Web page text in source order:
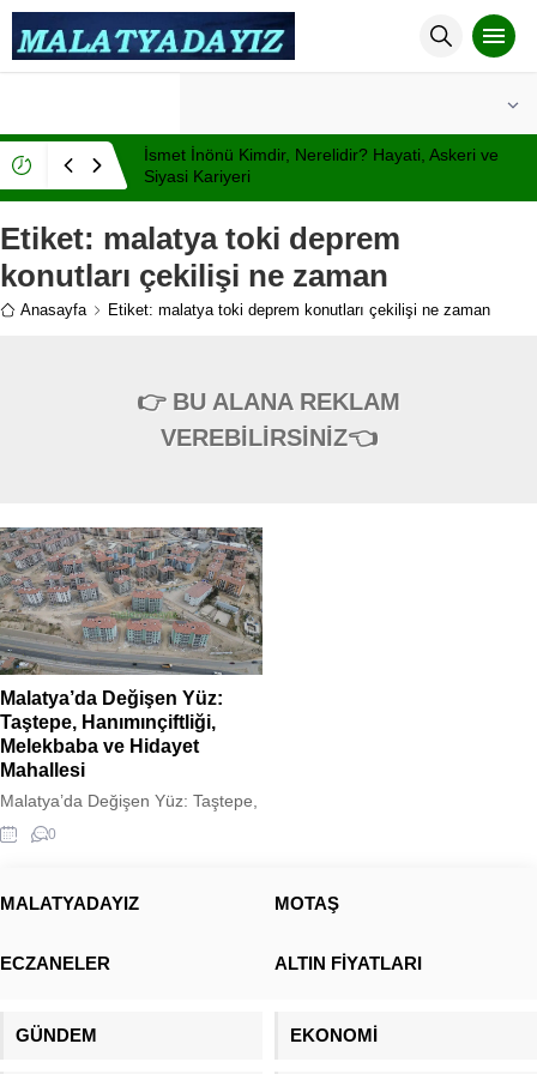
İsmet İnönü Kimdir, Nerelidir? Hayati, Askeri ve
Siyasi Kariyeri
Etiket: malatya toki deprem
konutları çekilişi ne zaman
Anasayfa Etiket: malatya toki deprem konutları çekilişi ne zaman
👉 BU ALANA REKLAM
VEREBİLİRSİNİZ👈
Malatya’da Değişen Yüz:
Taştepe, Hanımınçiftliği,
Melekbaba ve Hidayet
Mahallesi
Malatya’da Değişen Yüz: Taştepe,
Hanımınçiftliği, Melekbaba ve
Hidayet Mahallesi Malatya
,Hanımınçiftliği,melekbaba,hidayet
değil 1 yol öncesinde varoş
yükselmesi ile yeni bir çehre
0
MALATYADAYIZ MOTAŞ
ECZANELER ALTIN FİYATLARI
GÜNDEM EKONOMİ